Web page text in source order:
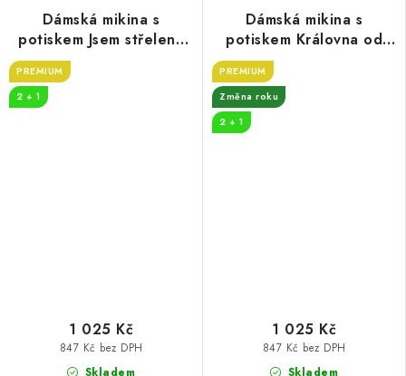
Dámská mikina s
potiskem Jsem střelená
PREMIUM
2 + 1
Skladem
847 Kč bez DPH
1 025 Kč
Dámská mikina s
potiskem Královna od
PREMIUM
Změna roku
2 + 1
Skladem
847 Kč bez DPH
1 025 Kč